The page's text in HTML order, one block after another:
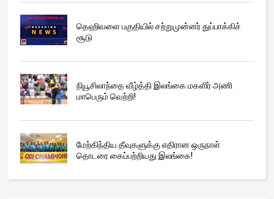
தெஹிவளை பகுதியில் சற்றுமுன்னர் துப்பாக்கிச்
சூடு
நியூசிலாந்தை வீழ்த்தி இலங்கை மகளிர் அணி
மாபெரும் வெற்றி!
மேற்கிந்திய தீவுகளுக்கு எதிரான ஒருநாள்
தொடரை கைப்பற்றியது இலங்கை!